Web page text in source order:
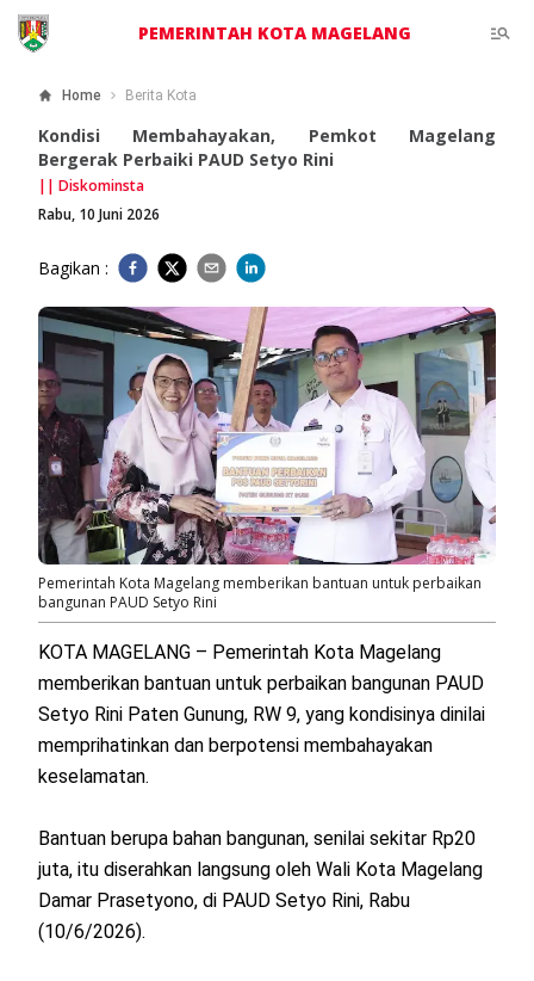
PEMERINTAH KOTA MAGELANG
Home Berita Kota
Kondisi Membahayakan, Pemkot Magelang
Bergerak Perbaiki PAUD Setyo Rini
|| Diskominsta
Rabu, 10 Juni 2026
Bagikan :
Pemerintah Kota Magelang memberikan bantuan untuk perbaikan
bangunan PAUD Setyo Rini
KOTA MAGELANG – Pemerintah Kota Magelang
memberikan bantuan untuk perbaikan bangunan PAUD
Setyo Rini Paten Gunung, RW 9, yang kondisinya dinilai
memprihatinkan dan berpotensi membahayakan
keselamatan.
Bantuan berupa bahan bangunan, senilai sekitar Rp20
juta, itu diserahkan langsung oleh Wali Kota Magelang
Damar Prasetyono, di PAUD Setyo Rini, Rabu
(10/6/2026).